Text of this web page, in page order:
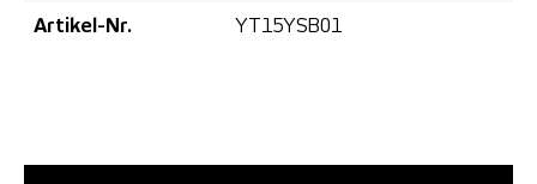
Artikel-Nr. YT15YSB01